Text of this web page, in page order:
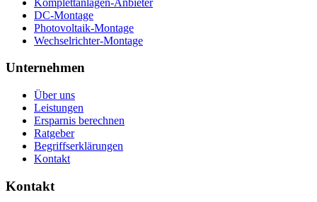
DC-Montage
Photovoltaik-Montage
Wechselrichter-Montage
Unternehmen
Über uns
Leistungen
Ersparnis berechnen
Ratgeber
Begriffserklärungen
Kontakt
Kontakt